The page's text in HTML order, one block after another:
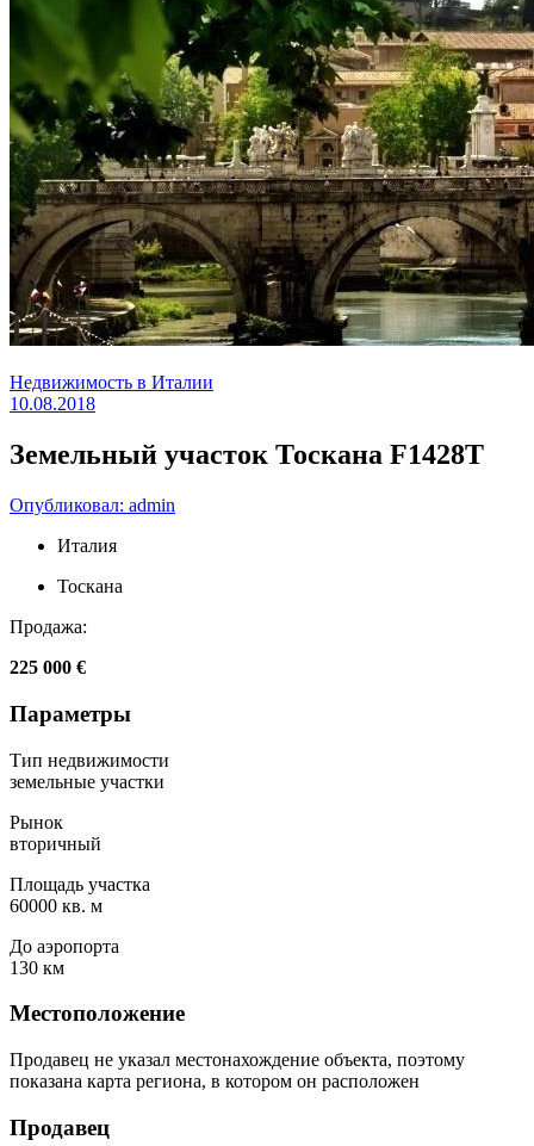
Недвижимость в Италии
10.08.2018
Земельный участок Тоскана F1428T
Опубликовал: admin
Италия
Тоскана
Продажа:
225 000 €
Параметры
Тип недвижимости
земельные участки
Рынок
вторичный
Площадь участка
60000 кв. м
До аэропорта
130 км
Местоположение
Продавец не указал местонахождение объекта, поэтому
показана карта региона, в котором он расположен
Продавец